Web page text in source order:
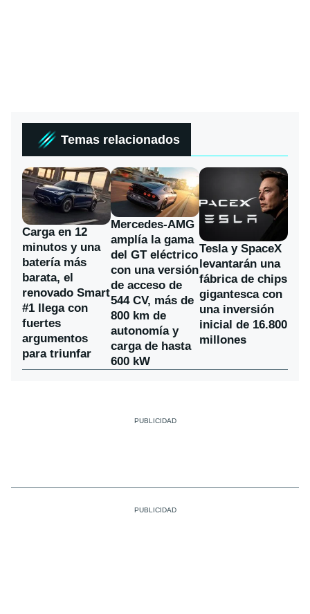
Temas relacionados
Carga en 12
minutos y una
batería más
barata, el
renovado Smart
#1 llega con
fuertes
argumentos
para triunfar
Mercedes-AMG
amplía la gama
del GT eléctrico
con una versión
de acceso de
544 CV, más de
800 km de
autonomía y
carga de hasta
600 kW
Tesla y SpaceX
levantarán una
fábrica de chips
gigantesca con
una inversión
inicial de 16.800
millones